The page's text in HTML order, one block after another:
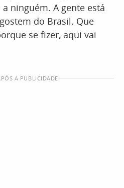
ninguém. A gente está
do Brasil. Que
se fizer, aqui vai
A PUBLICIDADE